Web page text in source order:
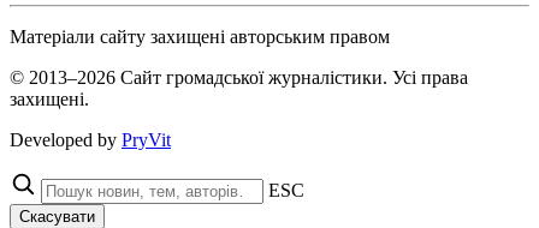
Матеріали сайту захищені авторським правом
© 2013–2026 Сайт громадської журналістики. Усі права
захищені.
Developed by PryVit
ESC
Скасувати